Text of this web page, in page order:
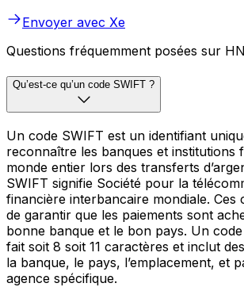
Envoyer avec Xe
Questions fréquemment posées sur
Qu’est-ce qu’un code SWIFT ?
Un code SWIFT est un identifiant
reconnaître les banques et institutions
monde entier lors des transferts
SWIFT signifie Société pour la
financière interbancaire mondiale. Ces
de garantir que les paiements sont
bonne banque et le bon pays. Un
fait soit 8 soit 11 caractères et inclut
la banque, le pays, l’emplacement, et
agence spécifique.